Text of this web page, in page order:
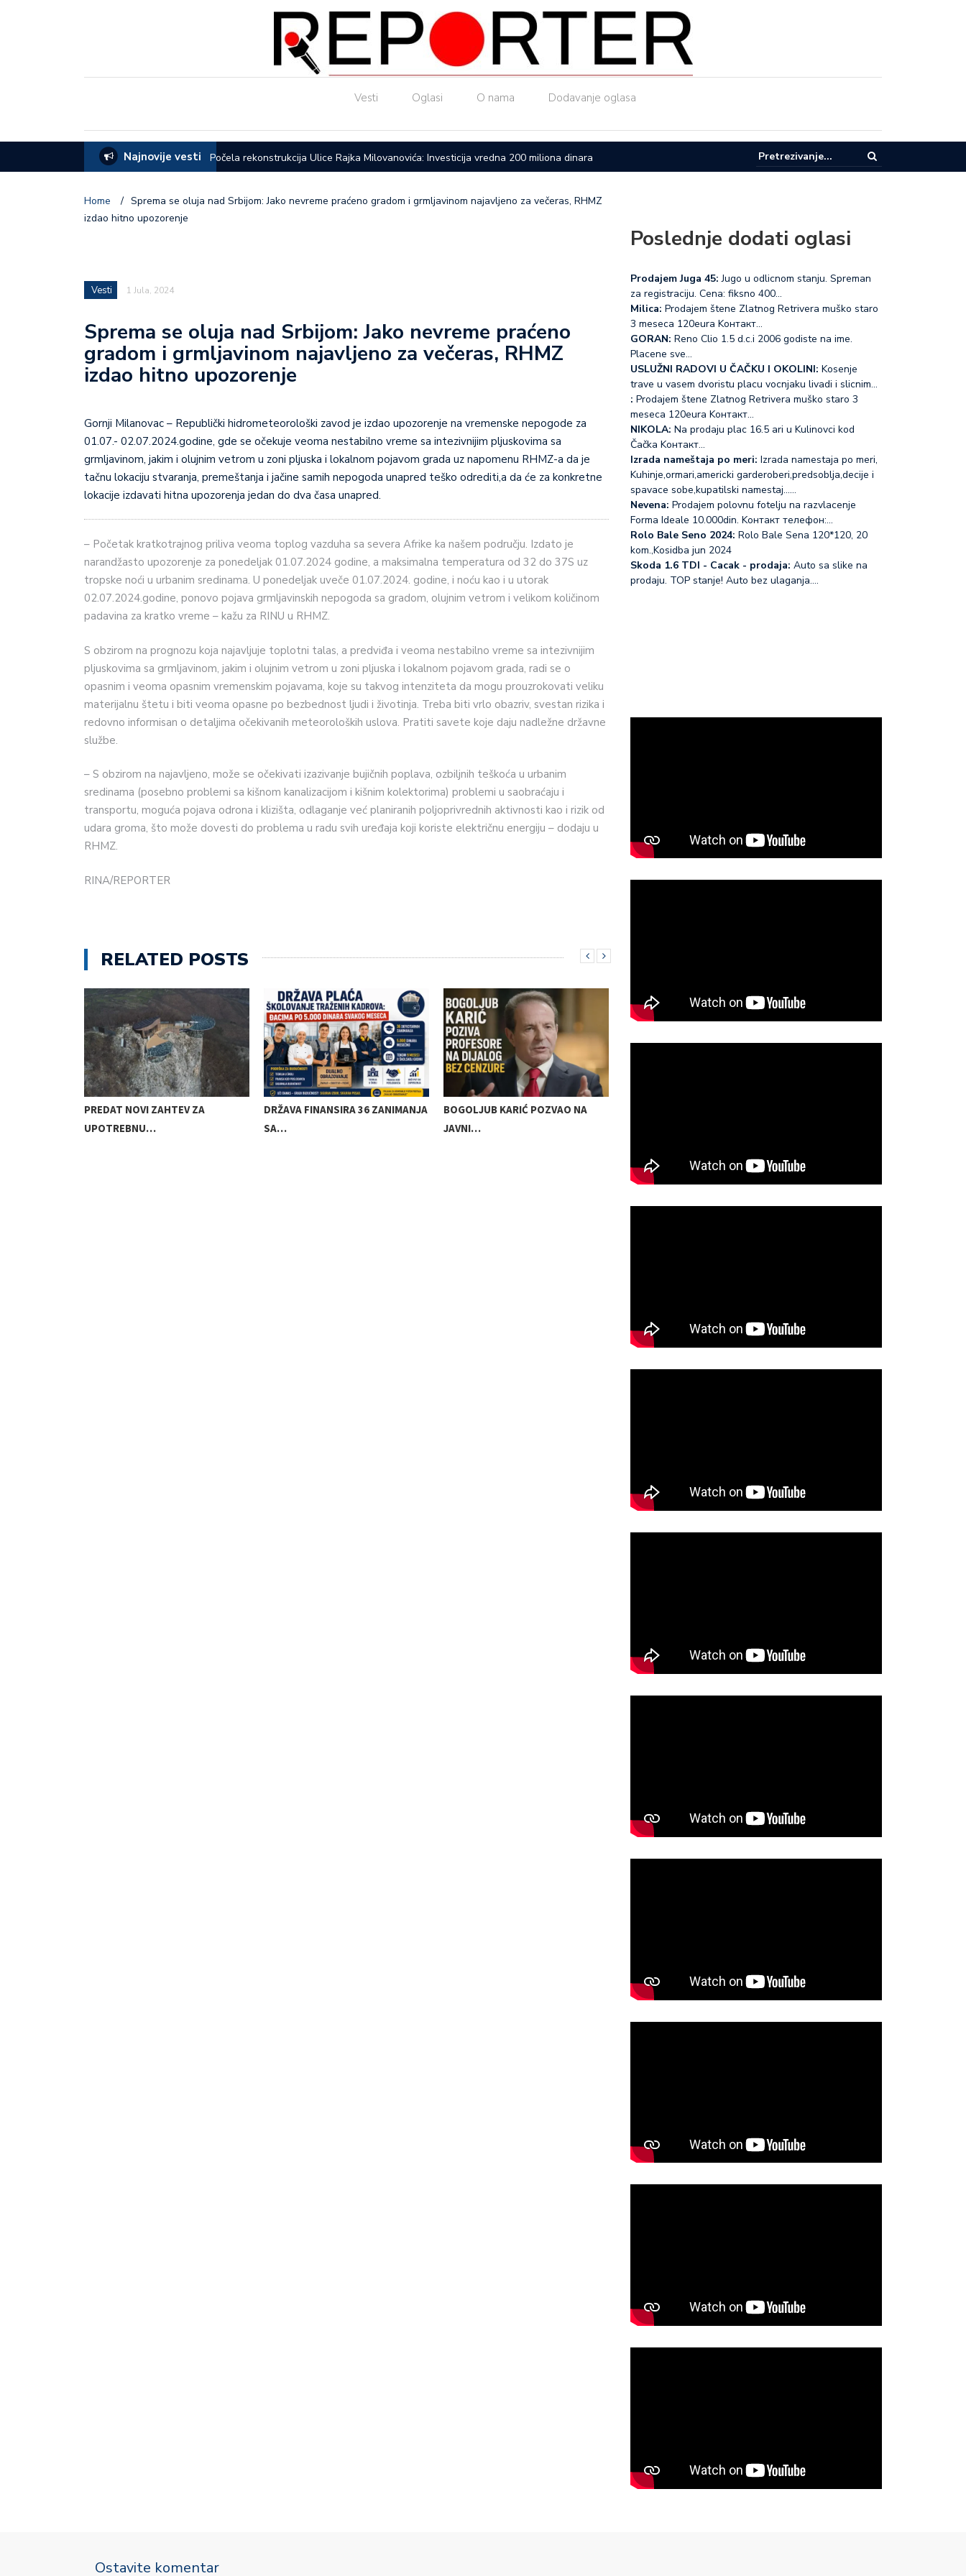
Vesti Oglasi O nama Dodavanje oglasa
Najnovije vesti Počela rekonstrukcija Ulice Rajka Milovanovića: Investicija vredna 200 miliona dinara Upućen apel za racionalnu potrošnju vode u Lučanima
Home / Sprema se oluja nad Srbijom: Jako nevreme praćeno gradom i grmljavinom najavljeno za večeras, RHMZ
izdao hitno upozorenje
Vesti 1 Jula, 2024
Sprema se oluja nad Srbijom: Jako nevreme praćeno
gradom i grmljavinom najavljeno za večeras, RHMZ
izdao hitno upozorenje
Gornji Milanovac – Republički hidrometeorološki zavod je izdao upozorenje na vremenske nepogode za
01.07.- 02.07.2024.godine, gde se očekuje veoma nestabilno vreme sa intezivnijim pljuskovima sa
grmljavinom, jakim i olujnim vetrom u zoni pljuska i lokalnom pojavom grada uz napomenu RHMZ-a da je
tačnu lokaciju stvaranja, premeštanja i jačine samih nepogoda unapred teško odrediti,a da će za konkretne
lokacije izdavati hitna upozorenja jedan do dva časa unapred.
– Početak kratkotrajnog priliva veoma toplog vazduha sa severa Afrike ka našem području. Izdato je
narandžasto upozorenje za ponedeljak 01.07.2024 godine, a maksimalna temperatura od 32 do 37S uz
tropske noći u urbanim sredinama. U ponedeljak uveče 01.07.2024. godine, i noću kao i u utorak
02.07.2024.godine, ponovo pojava grmljavinskih nepogoda sa gradom, olujnim vetrom i velikom količinom
padavina za kratko vreme – kažu za RINU u RHMZ.
S obzirom na prognozu koja najavljuje toplotni talas, a predviđa i veoma nestabilno vreme sa intezivnijim
pljuskovima sa grmljavinom, jakim i olujnim vetrom u zoni pljuska i lokalnom pojavom grada, radi se o
opasnim i veoma opasnim vremenskim pojavama, koje su takvog intenziteta da mogu prouzrokovati veliku
materijalnu štetu i biti veoma opasne po bezbednost ljudi i životinja. Treba biti vrlo obazriv, svestan rizika i
redovno informisan o detaljima očekivanih meteoroloških uslova. Pratiti savete koje daju nadležne državne
službe.
– S obzirom na najavljeno, može se očekivati izazivanje bujičnih poplava, ozbiljnih teškoća u urbanim
sredinama (posebno problemi sa kišnom kanalizacijom i kišnim kolektorima) problemi u saobraćaju i
transportu, moguća pojava odrona i klizišta, odlaganje već planiranih poljoprivrednih aktivnosti kao i rizik od
udara groma, što može dovesti do problema u radu svih uređaja koji koriste električnu energiju – dodaju u
RHMZ.
RINA/REPORTER
RELATED POSTS
PREDAT NOVI ZAHTEV ZA
UPOTREBNU…
DRŽAVA FINANSIRA 36 ZANIMANJA
SA…
BOGOLJUB KARIĆ POZVAO NA
JAVNI…
Poslednje dodati oglasi
Prodajem Juga 45: Jugo u odlicnom stanju. Spreman
za registraciju. Cena: fiksno 400…
Milica: Prodajem štene Zlatnog Retrivera muško staro
3 meseca 120eura Koнтакт…
GORAN: Reno Clio 1.5 d.c.i 2006 godiste na ime.
Placene sve…
USLUŽNI RADOVI U ČAČKU I OKOLINI: Kosenje
trave u vasem dvoristu placu vocnjaku livadi i slicnim…
: Prodajem štene Zlatnog Retrivera muško staro 3
meseca 120eura Koнтакт…
NIKOLA: Na prodaju plac 16.5 ari u Kulinovci kod
Čačka Koнтакт…
Izrada nameštaja po meri: Izrada namestaja po meri,
Kuhinje,ormari,americki garderoberi,predsoblja,decije i
spavace sobe,kupatilski namestaj...…
Nevena: Prodajem polovnu fotelju na razvlacenje
Forma Ideale 10.000din. Koнтакт телефон:…
Rolo Bale Seno 2024: Rolo Bale Sena 120*120, 20
kom.,Kosidba jun 2024
Skoda 1.6 TDI - Cacak - prodaja: Auto sa slike na
prodaju. TOP stanje! Auto bez ulaganja.…
Ostavite komentar